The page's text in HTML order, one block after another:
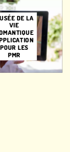
DE LA
VIE
POUR LES
PMR